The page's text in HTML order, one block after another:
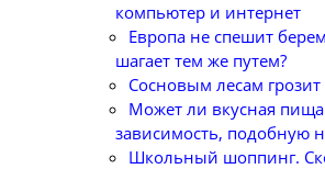
компьютер и интернет
Европа не спешит
шагает тем же путем?
Сосновым лесам
Может ли вкусная
зависимость, подобную
Школьный шоппинг.